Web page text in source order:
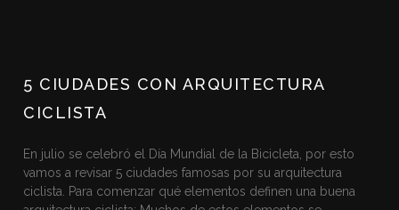
5 CIUDADES CON ARQUITECTURA
CICLISTA
En julio se celebró el Día Mundial de la Bicicleta, por esto
vamos a revisar 5 ciudades famosas por su arquitectura
ciclista. Para comenzar qué elementos definen una buena